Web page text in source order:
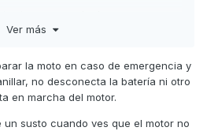
Ver más
la moto en caso de emergencia y
no desconecta la batería ni otro
en marcha del motor.
un susto cuando ves que el motor no